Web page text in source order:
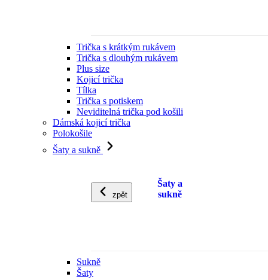
Trička s krátkým rukávem
Trička s dlouhým rukávem
Plus size
Kojicí trička
Tílka
Trička s potiskem
Neviditelná trička pod košili
Dámská kojicí trička
Polokošile
Šaty a sukně
zpět
Šaty a
sukně
Sukně
Šaty